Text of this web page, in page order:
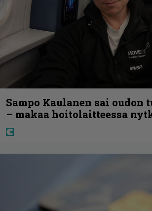
Sampo Kaulanen sai oudon
– makaa hoitolaitteessa